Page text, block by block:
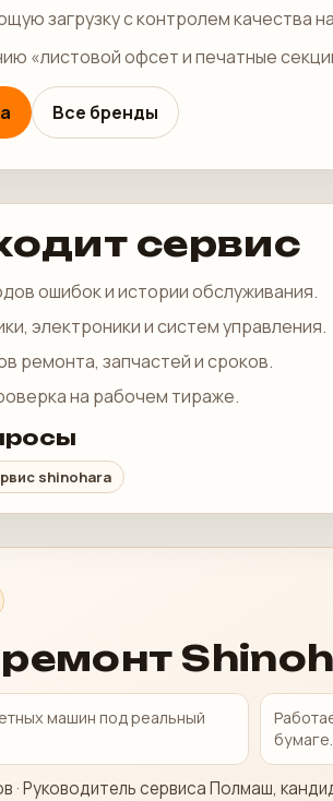
загрузку с контролем качества
«листовой офсет и печатные
Все бренды
сервис
ошибок и истории обслуживания.
электроники и систем управления.
ремонта, запчастей и сроков.
на рабочем тираже.
shinohara
машин под реальный
бумаге.
· Руководитель сервиса Полмаш,